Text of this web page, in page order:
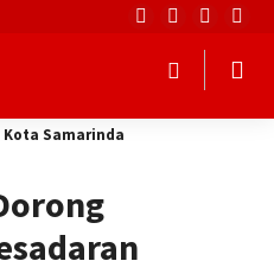
Kota Samarinda